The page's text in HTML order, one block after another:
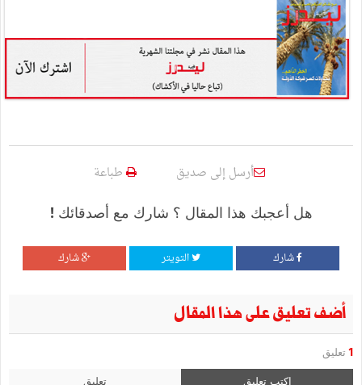
أرسل إلى صديق طباعة
هل أعجبك هذا المقال ؟ شارك مع أصدقائك !
شارك التويتر شارك
أضف تعليق على هذا المقال
1 تعليق
اكتب تعليق تعليق